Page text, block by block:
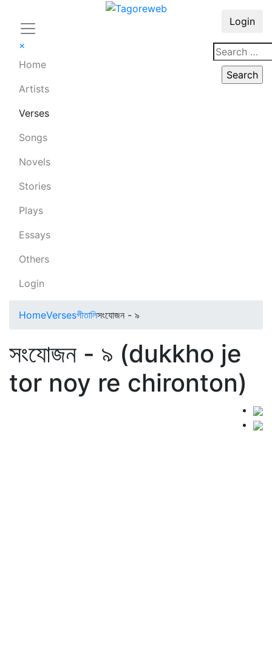
×
Home
Artists
Verses
Songs
Novels
Stories
Plays
Essays
Others
Login
Login
HomeVersesগীতালিসংযোজন - ৯
সংযোজন - ৯ (dukkho je
tor noy re chironton)